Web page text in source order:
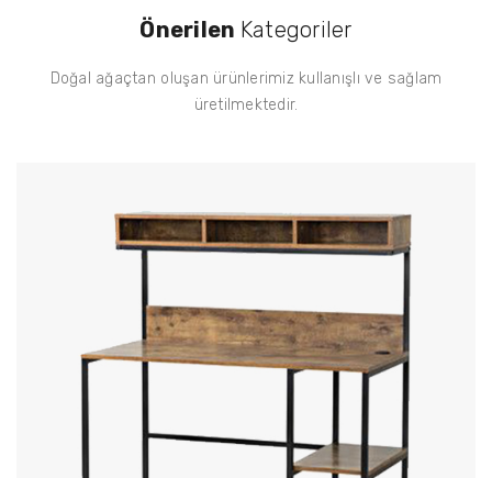
Önerilen Kategoriler
Doğal ağaçtan oluşan ürünlerimiz kullanışlı ve sağlam
üretilmektedir.